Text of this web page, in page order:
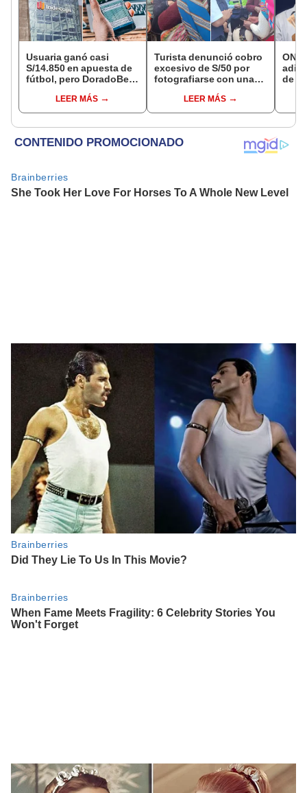
Usuaria ganó casi
S/14.850 en apuesta de
fútbol, pero DoradoBet
Indecopi multó a la
empresa con más de S/
LEER MÁS
Turista denunció cobro
excesivo de S/50 por
fotografiarse con una
serenazgo recuperó el
dinero
LEER MÁS
ONP
de
si